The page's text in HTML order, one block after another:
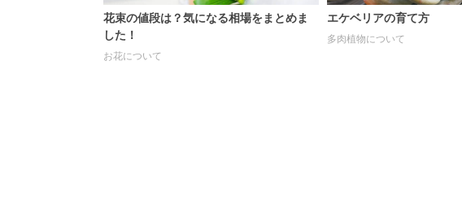
花束の値段は？気になる相場をまとめま
した！
お花について
エケベリアの育て方
多肉植物について